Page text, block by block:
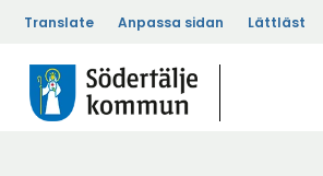
Translate Anpassa sidan Lättläst